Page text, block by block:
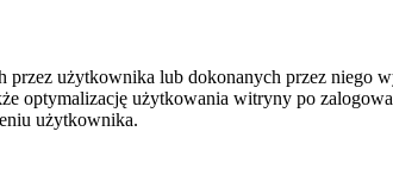
użytkownika lub dokonanych przez niego
optymalizację użytkowania witryny po
użytkownika.